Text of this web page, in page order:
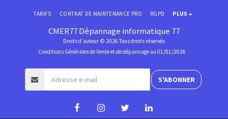
CMER77 Dépannage informatique 77
Droits d'auteur © 2026 Tous droits réservés
Conditions Générales de Vente et de dépannage au 01/01/2026
TARIFS CONTRAT DE MAINTENANCE PRO RGPD PLUS
S'ABONNER